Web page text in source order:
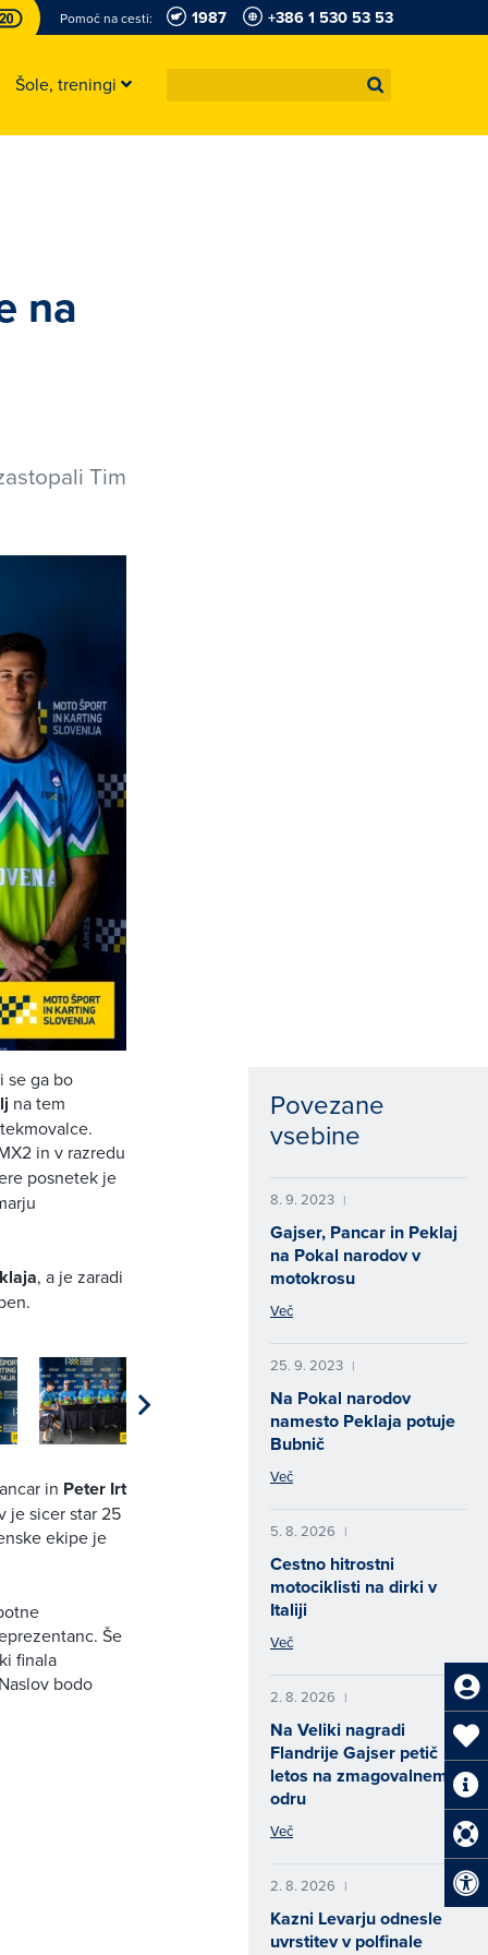
Pomoč na cesti: 1987 +386 1 530 53 53
Šole, treningi
na
Tim
se ga bo
na tem
in v razredu
posnetek je
, a je zaradi
in Peter Irt
je sicer star 25
ekipe je
Še
finala
bodo
Povezane
vsebine
8. 9. 2023 |
Gajser, Pancar in Peklaj
na Pokal narodov v
motokrosu
Več
25. 9. 2023 |
Na Pokal narodov
namesto Peklaja potuje
Bubnič
Več
5. 8. 2026 |
Cestno hitrostni
motociklisti na dirki v
Italiji
Več
2. 8. 2026 |
Na Veliki nagradi
Flandrije Gajser petič
letos na zmagovalnem
odru
Več
2. 8. 2026 |
Kazni Levarju odnesle
uvrstitev v polfinale